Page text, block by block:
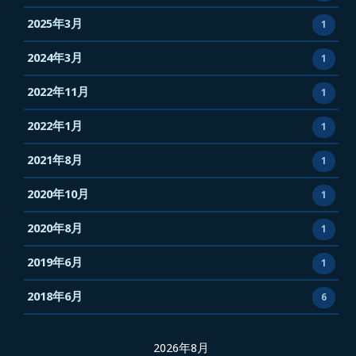
2025年3月 1
2024年3月 1
2022年11月 1
2022年1月 1
2021年8月 1
2020年10月 1
2020年8月 1
2019年6月 1
2018年6月 6
2026年8月